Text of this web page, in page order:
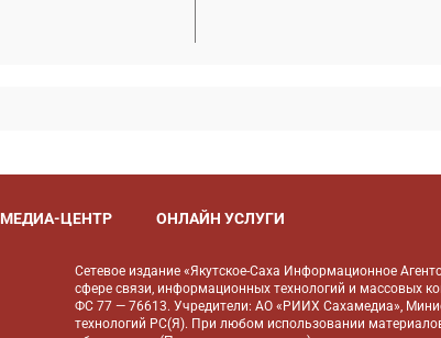
МЕДИА-ЦЕНТР ОНЛАЙН УСЛУГИ
Сетевое издание «Якутское-Саха Информационное
сфере связи, информационных технологий и массовых
ФС 77 — 76613. Учредители: АО «РИИХ Сахамедиа»,
технологий РС(Я). При любом использовании